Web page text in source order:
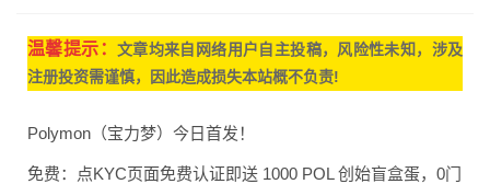
温馨提示： 文章均来自网络用户自主投稿， 风险性未知，涉及
注册投资需谨慎，因此造成损失本站概不负责!
Polymon（宝力梦）今日首发！
免费：点KYC页面免费认证即送 1000 POL 创始盲盒蛋，0门